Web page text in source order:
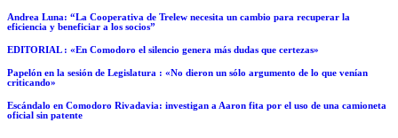
Andrea Luna: “La Cooperativa de Trelew necesita un cambio para recuperar la
eficiencia y beneficiar a los socios”
EDITORIAL : «En Comodoro el silencio genera más dudas que certezas»
Papelón en la sesión de Legislatura : «No dieron un sólo argumento de lo que venían
criticando»
Escándalo en Comodoro Rivadavia: investigan a Aaron fita por el uso de una camioneta
oficial sin patente